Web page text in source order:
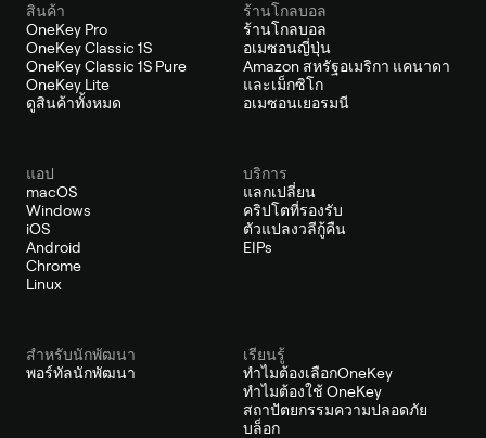
สินค้า
OneKey Pro
OneKey Classic 1S
OneKey Classic 1S Pure
OneKey Lite
ดูสินค้าทั้งหมด
ร้านโกลบอล
ร้านโกลบอล
อเมซอนญี่ปุ่น
Amazon สหรัฐอเมริกา แคนาดา
และเม็กซิโก
อเมซอนเยอรมนี
แอป
macOS
Windows
iOS
Android
Chrome
Linux
บริการ
แลกเปลี่ยน
คริปโตที่รองรับ
ตัวแปลงวลีกู้คืน
EIPs
สำหรับนักพัฒนา
พอร์ทัลนักพัฒนา
เรียนรู้
ทำไมต้องเลือกOneKey
ทำไมต้องใช้ OneKey
สถาปัตยกรรมความปลอดภัย
บล็อก